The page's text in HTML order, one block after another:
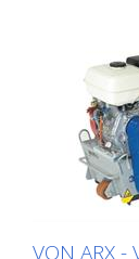
приблизно
200
як
Бічну фрезу
разом з
(стосується
добре
займаються
VON ARX -